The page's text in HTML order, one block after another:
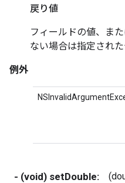
戻り値
フィールドの値、ま
ない場合は指定された
例外
- (void) setDouble: